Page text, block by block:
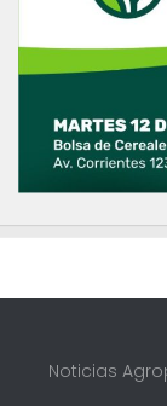
Noticias